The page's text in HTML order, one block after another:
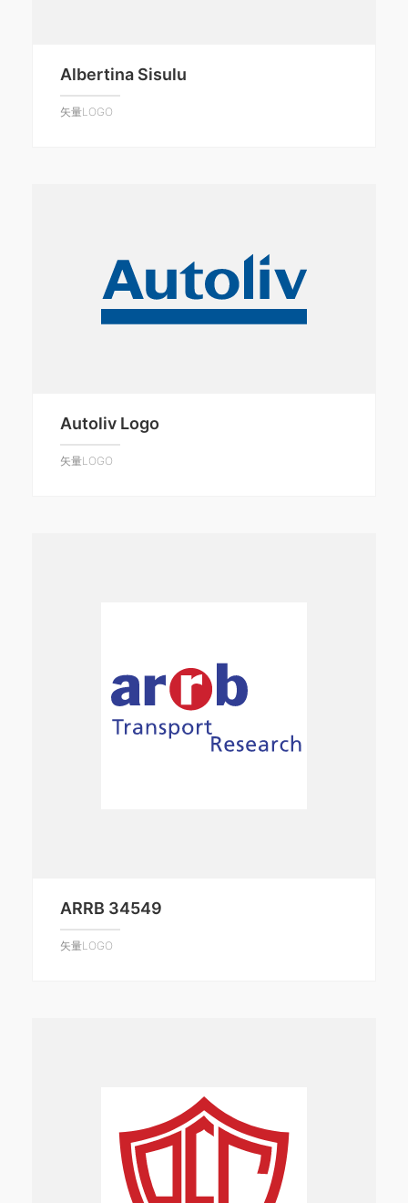
Albertina Sisulu
矢量LOGO
Autoliv Logo
矢量LOGO
ARRB 34549
矢量LOGO